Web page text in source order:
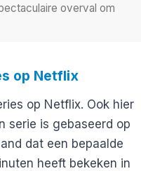
overval om
op Netflix
op Netflix. Ook hier
serie is gebaseerd op
dat een bepaalde
heeft bekeken in